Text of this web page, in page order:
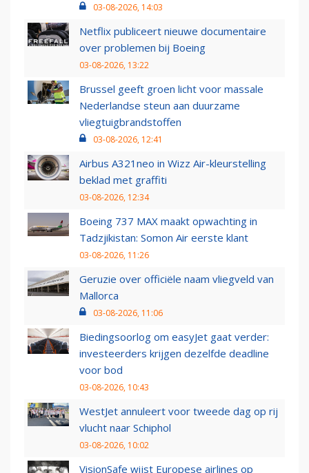
03-08-2026, 14:03
Netflix publiceert nieuwe documentaire
over problemen bij Boeing
03-08-2026, 13:22
Brussel geeft groen licht voor massale
Nederlandse steun aan duurzame
vliegtuigbrandstoffen
03-08-2026, 12:41
Airbus A321neo in Wizz Air-kleurstelling
beklad met graffiti
03-08-2026, 12:34
Boeing 737 MAX maakt opwachting in
Tadzjikistan: Somon Air eerste klant
03-08-2026, 11:26
Geruzie over officiële naam vliegveld van
Mallorca
03-08-2026, 11:06
Biedingsoorlog om easyJet gaat verder:
investeerders krijgen dezelfde deadline
voor bod
03-08-2026, 10:43
WestJet annuleert voor tweede dag op rij
vlucht naar Schiphol
03-08-2026, 10:02
VisionSafe wijst Europese airlines op